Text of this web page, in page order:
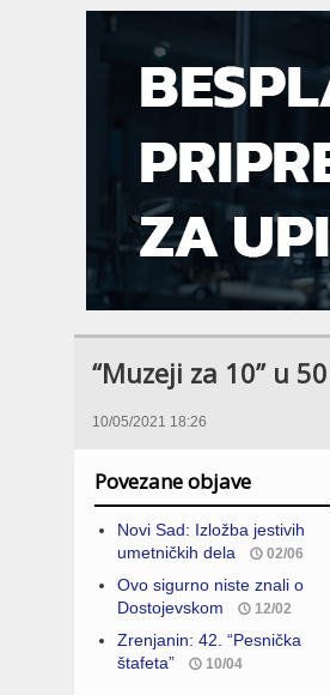
“Muzeji za 10” u
10/05/2021 18:26
Povezane objave
Novi Sad: Izložba jestivih
umetničkih dela
02/06
Ovo sigurno niste znali o
Dostojevskom
12/02
Zrenjanin: 42. “Pesnička
štafeta”
10/04